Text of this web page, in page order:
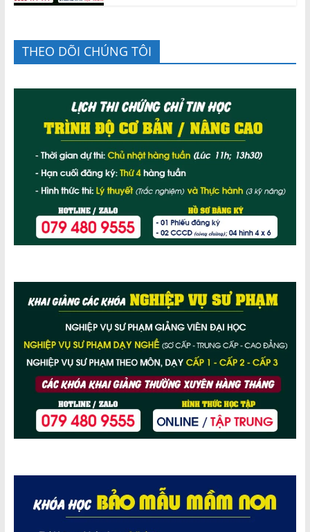
THEO DÕI CHÚNG TÔI